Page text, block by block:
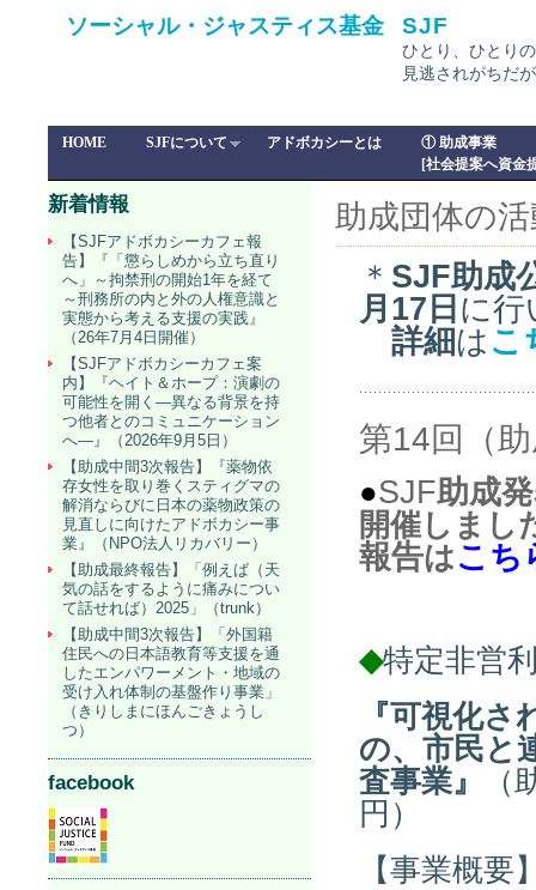
ソーシャル・ジャスティス基金 SJF
ひとり、ひとり
見逃されがちだ
HOME SJFについて アドボカシーとは
① 助成事業
[社会提案へ資金
助成団体の
＊ SJF助成
月17日 に行
詳細 は こ
第14回（
●SJF助成
開催しまし
報告はこち
◆特定非営
『可視化
の、市民と
査事業』
円）
【事業概要
新着情報
【SJFアドボカシーカフェ報
告】『「懲らしめから立ち直り
へ」～拘禁刑の開始1年を経て
～刑務所の内と外の人権意識と
実態から考える支援の実践』
（26年7月4日開催）
【SJFアドボカシーカフェ案
内】『ヘイト＆ホープ：演劇の
可能性を開く―異なる背景を持
つ他者とのコミュニケーション
へ―』（2026年9月5日）
【助成中間3次報告】『薬物依
存女性を取り巻くスティグマの
解消ならびに日本の薬物政策の
見直しに向けたアドボカシー事
業』（NPO法人リカバリー）
【助成最終報告】「例えば（天
気の話をするように痛みについ
て話せれば）2025」（trunk）
【助成中間3次報告】「外国籍
住民への日本語教育等支援を通
したエンパワーメント・地域の
受け入れ体制の基盤作り事業」
（きりしまにほんごきょうし
つ）
facebook